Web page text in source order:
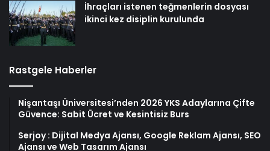
İhraçları istenen teğmenlerin dosyası
ikinci kez disiplin kurulunda
Rastgele Haberler
Nişantaşı Üniversitesi’nden 2026 YKS Adaylarına Çifte
Güvence: Sabit Ücret ve Kesintisiz Burs
Serjoy : Dijital Medya Ajansı, Google Reklam Ajansı, SEO
Ajansı ve Web Tasarım Ajansı